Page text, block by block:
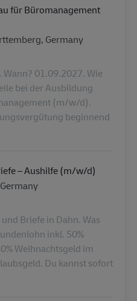
für Büromanagement
Germany
01.09.2027. Wie
bei der Ausbildung
(m/w/d).
beginnend
– Aushilfe (m/w/d)
Briefe in Dahn. Was
inkl. 50%
Weihnachtsgeld im
Du kannst sofort